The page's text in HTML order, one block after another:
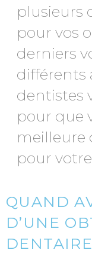
plusieurs
pour vos
derniers
différents
dentistes
pour que
meilleure
pour
QUAND
D’UNE